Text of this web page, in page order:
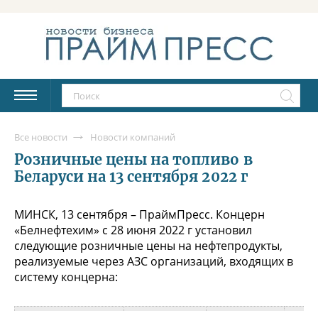
Все новости Новости компаний
Розничные цены на топливо в
Беларуси на 13 сентября 2022 г
МИНСК, 13 сентября – ПраймПресс. Концерн
«Белнефтехим» с 28 июня 2022 г установил
следующие розничные цены на нефтепродукты,
реализуемые через АЗС организаций, входящих в
систему концерна: